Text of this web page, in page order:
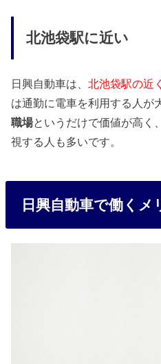
北池袋駅に近い
日興自動車は、北池袋駅の近
は通勤に電車を利用する人が
職場というだけで価値が高く
視する人も多いです。
日興自動車で働くメ